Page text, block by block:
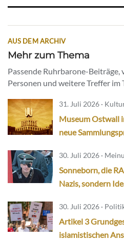
AUS DEM ARCHIV
Mehr zum Thema
Passende Ruhrbarone-
Personen und weitere Treffer im
31. Juli 2026 ·
Museum Ostwall
neue
30. Juli 2026 ·
Sonneborn, die
Nazis, sondern
30. Juli 2026 ·
Artikel 3
islamistischen